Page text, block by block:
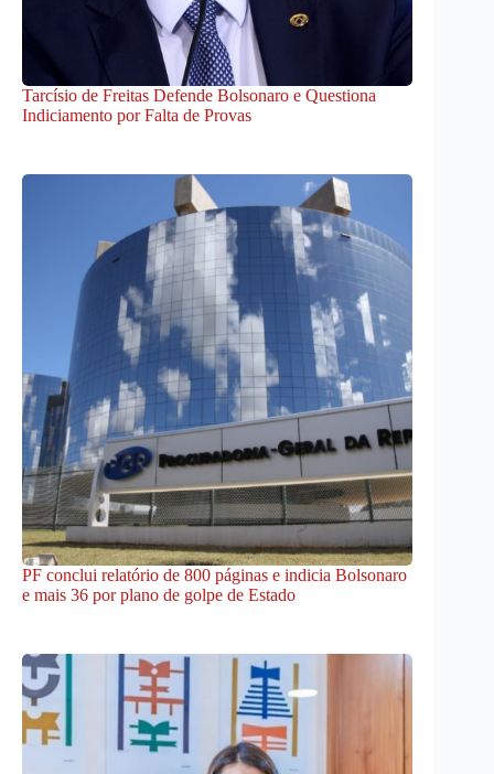
Tarcísio de Freitas Defende Bolsonaro e Questiona
Indiciamento por Falta de Provas
PF conclui relatório de 800 páginas e indicia Bolsonaro
e mais 36 por plano de golpe de Estado